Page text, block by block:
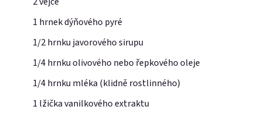
1 hrnek dýňového pyré
1/2 hrnku javorového sirupu
1/4 hrnku olivového nebo řepkového oleje
1/4 hrnku mléka (klidně rostlinného)
1 lžička vanilkového extraktu